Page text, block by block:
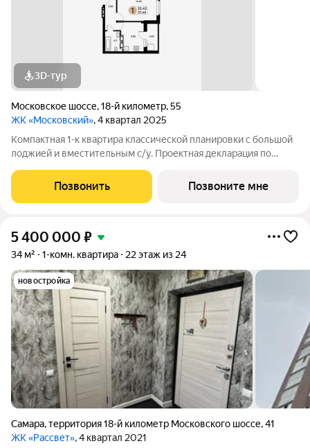
3D-тур
Московское шоссе,18-й километр,55
ЖК «Московский», 4 квартал 2025
Компактная 1-к квартира классической планировки с большой
лоджией и вместительным с/у. Проектная декларация по
Позвонить Позвоните мне
5 400 000 ₽
34 м² 1-комн. квартира 22 этаж из 24
новостройка
Самара,территория 18-й километр Московского шоссе,41
ЖК «Рассвет», 4 квартал 2021